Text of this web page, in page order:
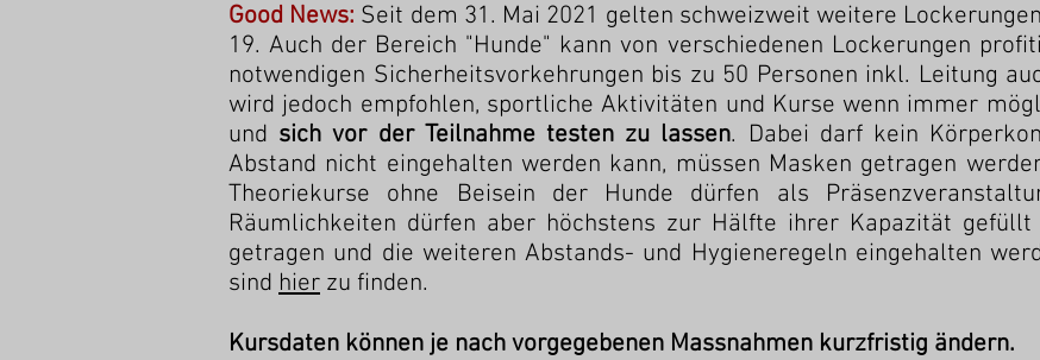
Good News: Seit dem 31. Mai 2021 gelten schweizweit weitere
19. Auch der Bereich "Hunde" kann von verschiedenen Lockerungen
notwendigen Sicherheitsvorkehrungen bis zu 50 Personen inkl. Leitung
wird jedoch empfohlen, sportliche Aktivitäten und Kurse wenn immer
und sich vor der Teilnahme testen zu lassen. Dabei darf kein
Abstand nicht eingehalten werden kann, müssen Masken getragen
Theoriekurse ohne Beisein der Hunde dürfen als
Räumlichkeiten dürfen aber höchstens zur Hälfte ihrer Kapazität
getragen und die weiteren Abstands- und Hygieneregeln eingehalten
sind hier zu finden.
Kursdaten können je nach vorgegebenen Massnahmen kurzfristig ändern.